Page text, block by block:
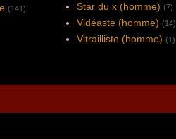
(141) Star du x (homme) (7)
Vidéaste (homme) (14)
Vitrailliste (homme) (1)